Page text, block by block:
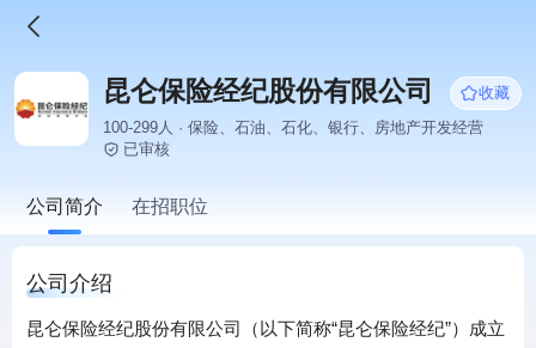
昆仑保险经纪股份有限公司
收藏
100-299人 · 保险、石油、石化、银行、房地产开发经营
已审核
公司简介 在招职位
公司介绍
昆仑保险经纪股份有限公司（以下简称“昆仑保险经纪”）成立